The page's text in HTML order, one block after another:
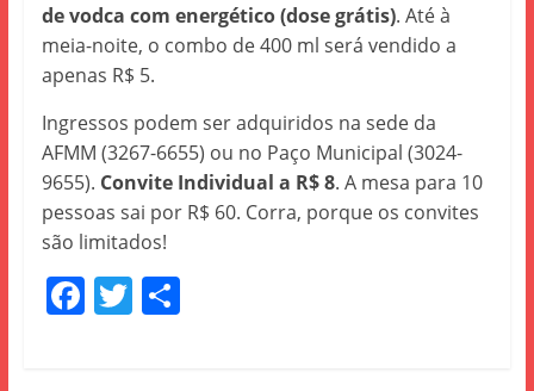
de vodca com energético (dose grátis). Até à
meia-noite, o combo de 400 ml será vendido a
apenas R$ 5.
Ingressos podem ser adquiridos na sede da
AFMM (3267-6655) ou no Paço Municipal (3024-
9655). Convite Individual a R$ 8. A mesa para 10
pessoas sai por R$ 60. Corra, porque os convites
são limitados!
F T S